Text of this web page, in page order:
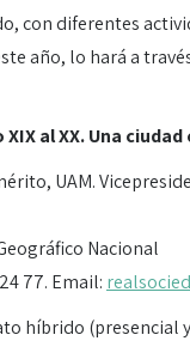
con diferentes
año, lo hará a
al XX. Una
UAM.
Nacional
77. Email:
híbrido (presencial